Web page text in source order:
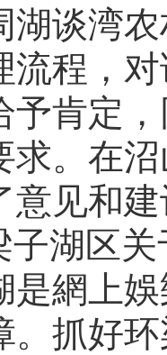
湖谈湾
流程，
予肯定
求。在
意见和
子湖区
是網上
。抓好